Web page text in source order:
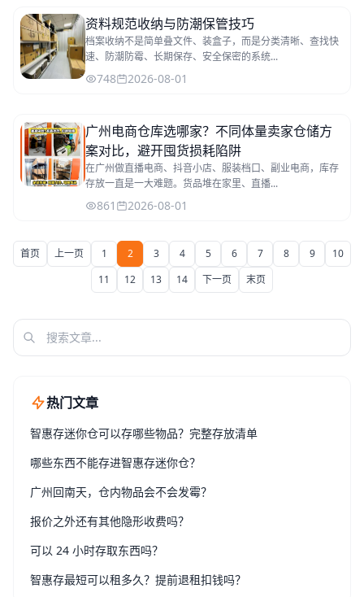
资料规范收纳与防潮保管技巧
档案收纳不是简单叠文件、装盒子，而是分类清晰、查找快
速、防潮防霉、长期保存、安全保密的系统...
748 2026-08-01
广州电商仓库选哪家？不同体量卖家仓储方
案对比，避开囤货损耗陷阱
在广州做直播电商、抖音小店、服装档口、副业电商，库存
存放一直是一大难题。货品堆在家里、直播...
861 2026-08-01
首页 上一页 1 2 3 4 5 6 7 8 9
10
11
12 13 14 下一页 末页
热门文章
智惠存迷你仓可以存哪些物品？完整存放清单
哪些东西不能存进智惠存迷你仓？
广州回南天，仓内物品会不会发霉？
报价之外还有其他隐形收费吗？
可以 24 小时存取东西吗？
智惠存最短可以租多久？提前退租扣钱吗？